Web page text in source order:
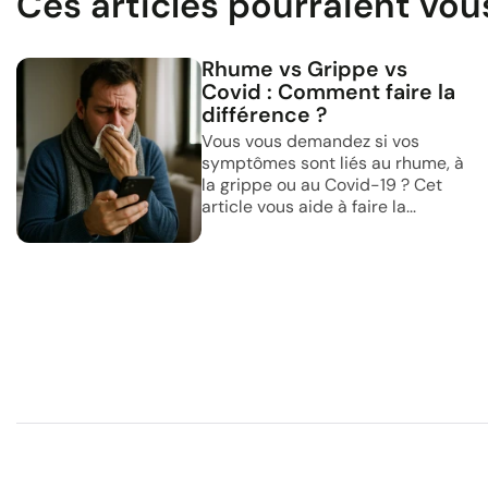
Rhume vs Grippe vs
Covid : Comment faire la
différence ?
Vous vous demandez si vos
symptômes sont liés au rhume, à
la grippe ou au Covid-19 ? Cet
article vous aide à faire la...